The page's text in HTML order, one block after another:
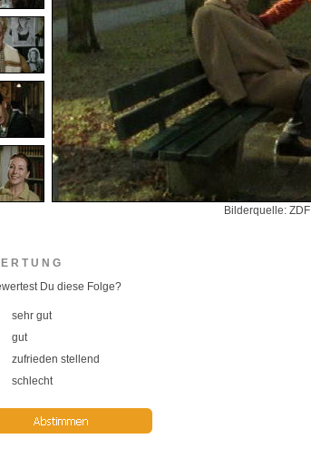
Bilderquelle: ZDF
Du diese Folge?
sehr gut
gut
zufrieden stellend
schlecht